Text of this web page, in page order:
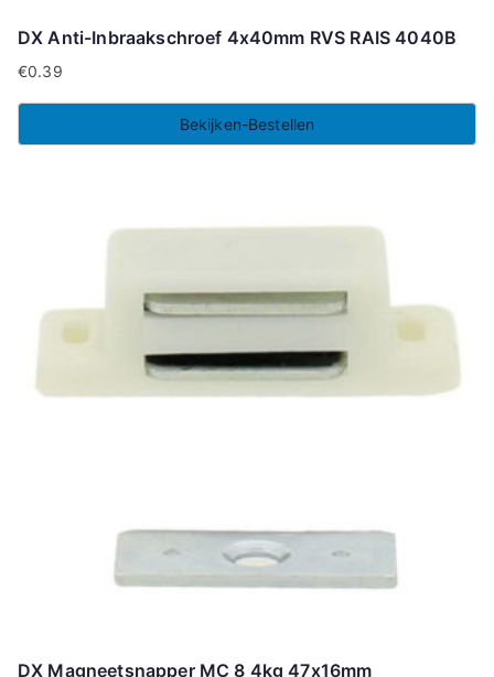
DX Anti-Inbraakschroef 4x40mm RVS RAIS 4040B
€0.39
Bekijken-Bestellen
DX Magneetsnapper MC 8 4kg 47x16mm